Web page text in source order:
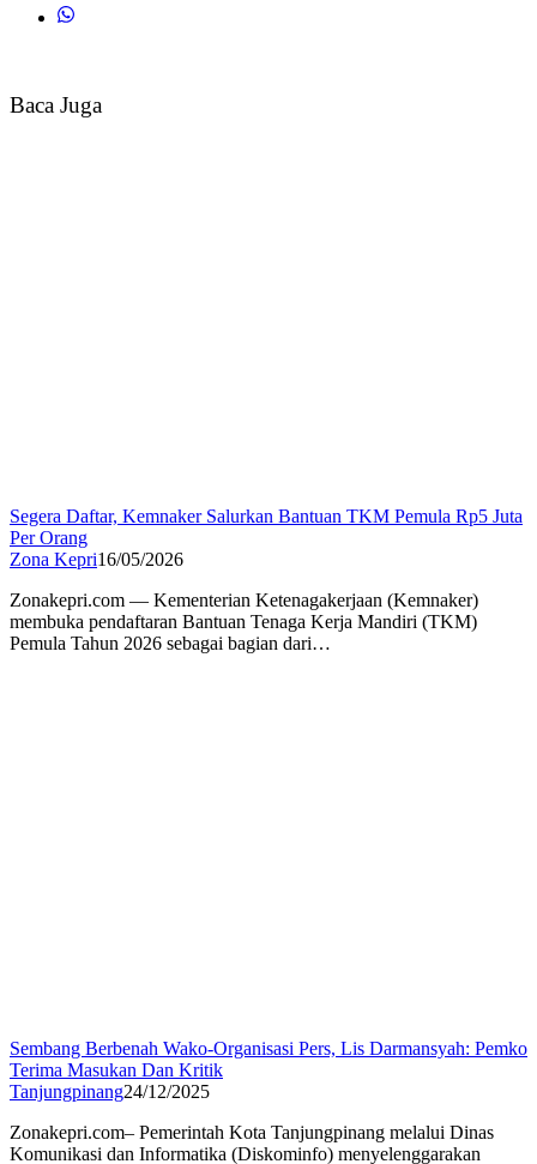
Baca Juga
Segera Daftar, Kemnaker Salurkan Bantuan TKM Pemula Rp5 Juta
Per Orang
Zona Kepri16/05/2026
Zonakepri.com — Kementerian Ketenagakerjaan (Kemnaker)
membuka pendaftaran Bantuan Tenaga Kerja Mandiri (TKM)
Pemula Tahun 2026 sebagai bagian dari…
Sembang Berbenah Wako-Organisasi Pers, Lis Darmansyah: Pemko
Terima Masukan Dan Kritik
Tanjungpinang24/12/2025
Zonakepri.com– Pemerintah Kota Tanjungpinang melalui Dinas
Komunikasi dan Informatika (Diskominfo) menyelenggarakan